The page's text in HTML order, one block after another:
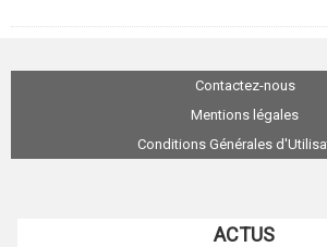
Contactez-nous
Mentions légales
Conditions Générales
ACTUS